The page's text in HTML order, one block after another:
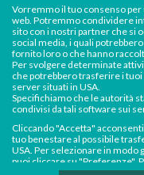
informato dei nuovi
nostri eventi, di
FacebookInstagram
Vorremmo il tuo consenso
web. Potremmo condividere
sito con i nostri partner che si
social media, i quali
fornito loro o che hanno
Per svolgere determinate
che potrebbero trasferire i tuoi
server situati in USA.
Specifichiamo che le autorità
condivisi da tali software sui
Cliccando "Accetta"
tuo benestare al possibile
USA. Per selezionare in modo
puoi cliccare su "Preferenze".
impostazioni di default (solo i